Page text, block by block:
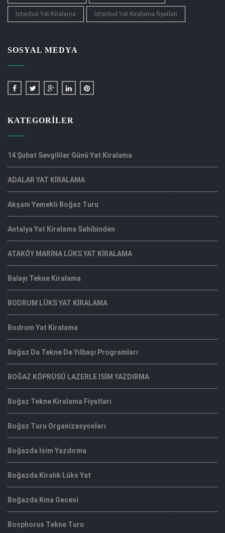
İstanbul Yat Kiralama İstanbul Yat Kiralama fiyatları
SOSYAL MEDYA
KATEGORILER
14 Şubat Sevgililer Günü Yat Kiralama
ADALAR YAT KİRALAMA
Akşam Yemekli Boğaz Turu
Antalya Yat Kiralama Sahibinden
ATAKÖY MARİNA LÜKS YAT KİRALAMA
Balayı Tekne Kiralama
BODRUM LÜKS YAT KİRALAMA
Bodrum Yat Kiralama
Boğaz Da Tekne De Yılbaşı Programları
BOĞAZ KÖPRÜSÜ LAZERLE İSİM YAZDIRMA
Boğaz Tekne Kiralama Fiyatları
Boğaz Turu Organizasyonları
Boğazda Isim Yazdırma
Boğazda Kiralık Lüks Yat
Boğazda Kına Gecesi
Bosphorus Tekne Turu